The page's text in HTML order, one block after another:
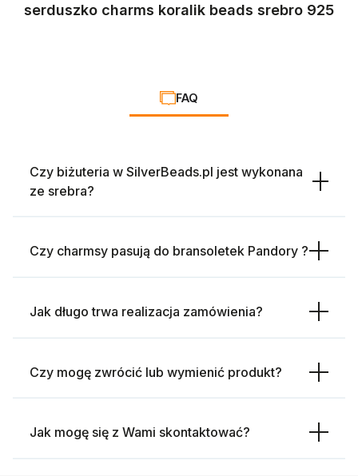
serduszko charms koralik beads srebro 925
FAQ
Czy biżuteria w SilverBeads.pl jest wykonana
ze srebra?
Czy charmsy pasują do bransoletek Pandory ?
Jak długo trwa realizacja zamówienia?
Czy mogę zwrócić lub wymienić produkt?
Jak mogę się z Wami skontaktować?